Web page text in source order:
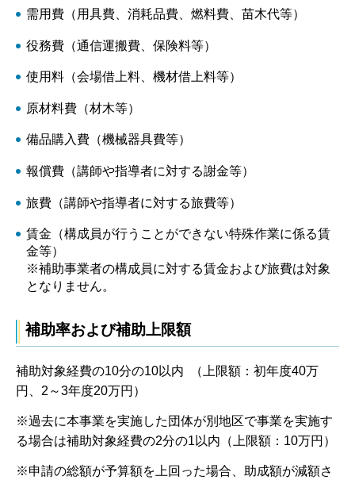
需用費（用具費、消耗品費、燃料費、苗木代等）
役務費（通信運搬費、保険料等）
使用料（会場借上料、機材借上料等）
原材料費（材木等）
備品購入費（機械器具費等）
報償費（講師や指導者に対する謝金等）
旅費（講師や指導者に対する旅費等）
賃金（構成員が行うことができない特殊作業に係る賃
金等）
※補助事業者の構成員に対する賃金および旅費は対象
となりません。
補助率および補助上限額
補助対象経費の10分の10以内 （上限額：初年度40万
円、2～3年度20万円）
※過去に本事業を実施した団体が別地区で事業を実施す
る場合は補助対象経費の2分の1以内（上限額：10万円）
※申請の総額が予算額を上回った場合、助成額が減額さ